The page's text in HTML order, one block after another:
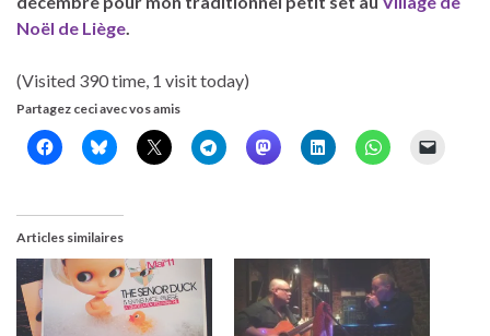
Noël de Liège
(Visited 390 time, 1 visit today)
Partagez ceci avec vos amis
Articles similaires